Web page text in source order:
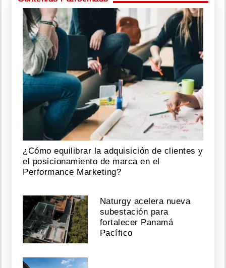
¿Cómo equilibrar la adquisición de clientes y
el posicionamiento de marca en el
Performance Marketing?
Naturgy acelera nueva
subestación para
fortalecer Panamá
Pacífico